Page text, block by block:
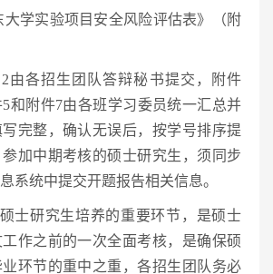
大学实验项目安全风险评估表》（附
由各招生团队答辩秘书提交，附件
和附件7由各班学习委员统一汇总并
完整，确认无误后，按学号排序提
加中期考核的硕士研究生，须同步
系统中提交开题报告相关信息。
士研究生培养的重要环节，是硕士
作之前的一次全面考核，是确保硕
环节的重中之重，各招生团队务必